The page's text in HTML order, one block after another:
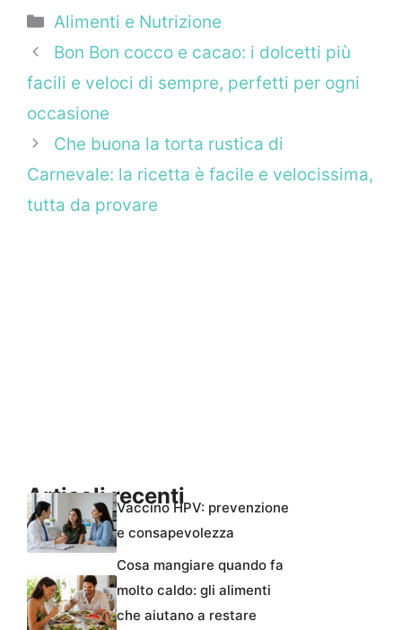
Categorie
Alimenti e Nutrizione
Bon Bon cocco e cacao: i dolcetti più
facili e veloci di sempre, perfetti per ogni
occasione
Che buona la torta rustica di
Carnevale: la ricetta è facile e velocissima,
tutta da provare
Articoli recentiVaccino HPV: prevenzione
e consapevolezza
Cosa mangiare quando fa
molto caldo: gli alimenti
che aiutano a restare